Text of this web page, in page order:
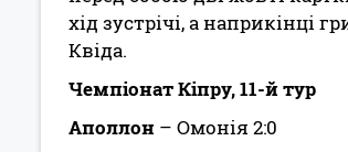
хід зустрічі, а наприкінці
Квіда.
Чемпіонат Кіпру, 11-й тур
Аполлон – Омонія 2:0